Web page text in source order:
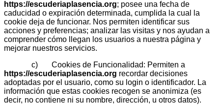
https://escuderiaplasencia.org; posee una fecha de
caducidad o expiración determinada, cumplida la cual la
cookie deja de funcionar. Nos permiten identificar sus
acciones y preferencias; analizar las visitas y nos ayudan a
comprender cómo llegan los usuarios a nuestra página y
mejorar nuestros servicios.
c) Cookies de Funcionalidad: Permiten a
https://escuderiaplasencia.org recordar decisiones
adoptadas por el usuario, como su login o identificador. La
información que estas cookies recogen se anonimiza (es
decir, no contiene ni su nombre, dirección, u otros datos).